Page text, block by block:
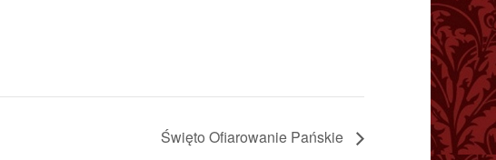
Święto Ofiarowanie Pańskie